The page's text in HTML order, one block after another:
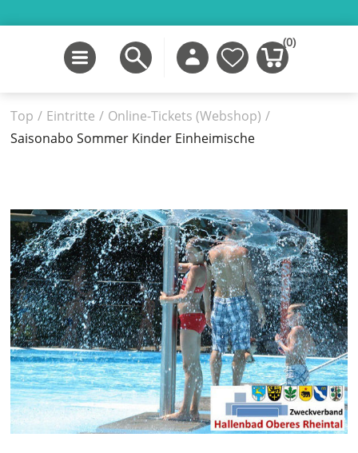
(0)
Top / Eintritte / Online-Tickets (Webshop) /
Saisonabo Sommer Kinder Einheimische